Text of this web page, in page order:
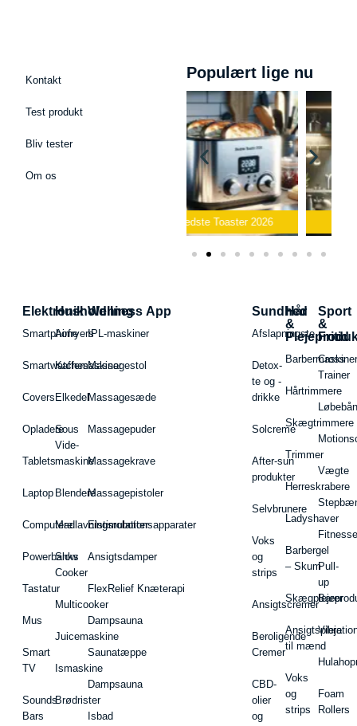
Kontakt
Test produkt
Bliv tester
Om os
Populært lige nu
Bedste Elkedel 2026
Elektronik
Smartphone
Smartwatches
Covers
Opladere
Tablets
Laptop
Computere
Powerbanks
Tastatur
Mus
Smart
TV
Sounds
Bars
Husholdning
Airfryers
Kaffemaskiner
Elkedel
Sous
Vide-
maskine
Blendere
Madlavningsrobotter
Slow
Cooker
Multicooker
Juicemaskine
Ismaskine
Brødrister
Wellness App
IPL-maskiner
Massagestol
Massagesæde
Massagepuder
Massagekrave
Massagepistoler
Elstimulationsapparater
Ansigtsdamper
FlexRelief Knæterapi
Dampsauna
Saunatæppe
Dampsauna
Isbad
Sundhed
Afslapningste
Detox-
te og -
drikke
Solcreme
After-sun
produkter
Selvbrunere
Voks
og
strips
Ansigtscremer
Beroligende
Cremer
CBD-
olier
og
Hår
&
Hårtrimmere
Skægtrimmere
Trimmer
Herreskrabere
Ladyshaver
Barbergel
– Skum
Ansigtspleje
til mænd
Voks
og
strips
Sport
&
Fritid
Cross
Trainer
Vægte
Pull-
up
Barer
Foam
Rollers